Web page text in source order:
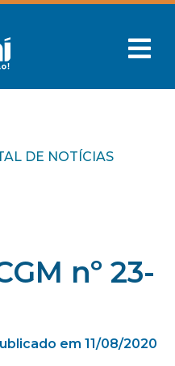
DE NOTÍCIAS
nº 23-
em 11/08/2020